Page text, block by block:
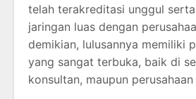
telah terakreditasi unggul
jaringan luas dengan
demikian, lulusannya memiliki
yang sangat terbuka, baik di
konsultan, maupun